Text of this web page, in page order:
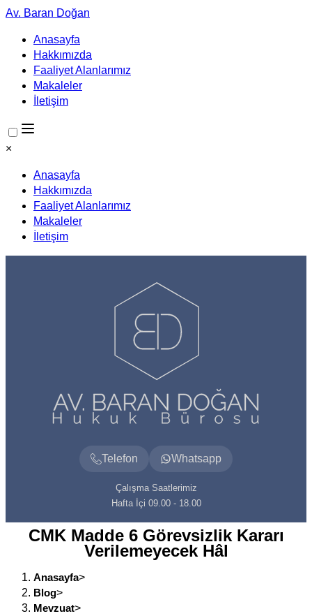
Av. Baran Doğan
Anasayfa
Hakkımızda
Faaliyet Alanlarımız
Makaleler
İletişim
×
Anasayfa
Hakkımızda
Faaliyet Alanlarımız
Makaleler
İletişim
Telefon Whatsapp
Çalışma Saatlerimiz
Hafta İçi 09.00 - 18.00
CMK Madde 6 Görevsizlik Kararı
Verilemeyecek Hâl
Anasayfa>
Blog>
Mevzuat>